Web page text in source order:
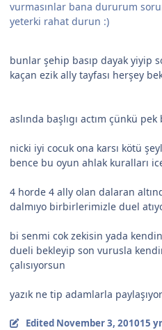
vurmasınlar bana dururum
yeterki rahat durun :)
bunlar şehip basıp dayak yiyip
kaçan ezik ally tayfası herşey
aslında başlıgı actım çünkü
nicki iyi cocuk ona karsı kötü
bence bu oyun ahlak kuralları
4 horde 4 ally olan dalaran
dalmıyo birbirlerimizle duel
bi senmi cok zekisin yada
dueli bekleyip son vurusla
çalısıyorsun
yazık ne tip adamlarla
Edited November 3, 201015 yr